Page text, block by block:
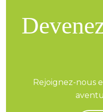
Rejoignez-nous